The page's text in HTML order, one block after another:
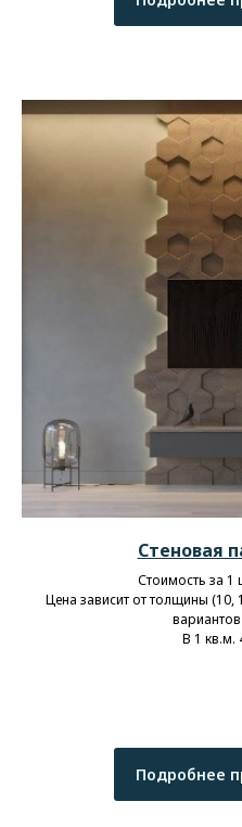
Стеновая
Стоимость за 1
Цена зависит от толщины (10,
В 1 кв.м.
Подробнее